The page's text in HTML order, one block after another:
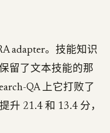
adapter。技能知识
留了文本技能的那
QA 上它打败了
升 21.4 和 13.4 分，